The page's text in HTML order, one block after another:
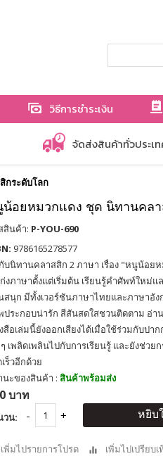
วิธีการชำระเงิน
จัดส่งสินค้าทั่วประเ
กระดับโลก
อยหมวกแดง ชุด นิทานคล
สินค้า: P-YOU-690
9786165278577
บนิทานคลาสสิก 2 ภาษา เรื่อง "หนูน้อย
ก่งภาษาตั้งแต่เริ่มต้น เรียนรู้คำศัพท์ใหม่แ
สนุก มีทั้งเวอร์ชันภาษาไทยและภาษาอัง
ประกอบน่ารัก สีสันสดใสชวนติดตาม อ่
สือเล่มนี้ยังออกเสียงได้เมื่อใช้ร่วมกับปา
ๆ เพลิดเพลินไปกับการเรียนรู้ และยังช่วย
ร็วอีกด้วย
นะของสินค้า : สินค้าพร้อมส่ง
บาท
วน: หยิบ
เพิ่มไปรายการโปรด เพิ่มไปเปรียบ